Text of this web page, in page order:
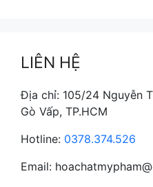
LIÊN HỆ
Địa chỉ: 105/24 Nguyễn
Gò Vấp, TP.HCM
Hotline: 0378.374.526
Email: